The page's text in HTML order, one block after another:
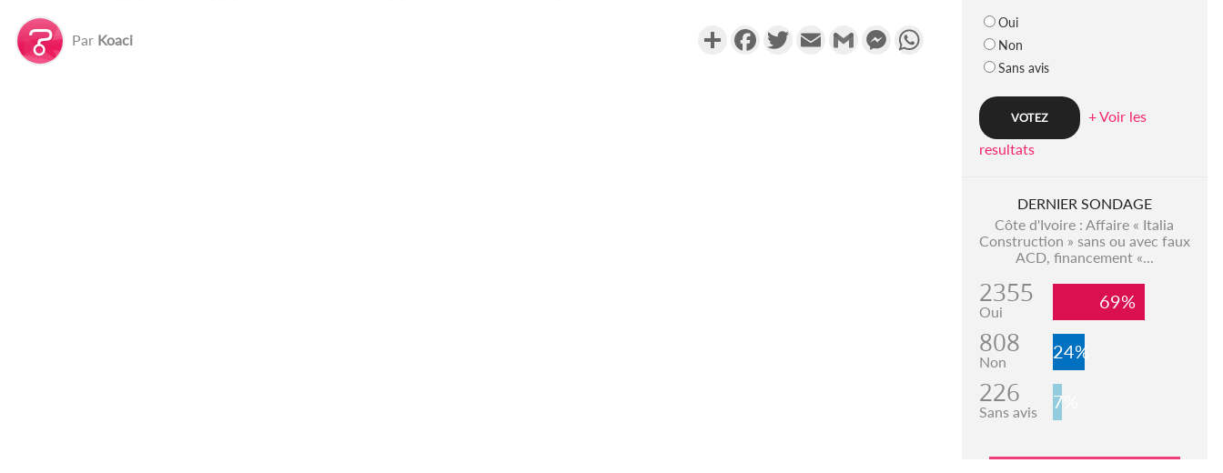
Par Koaci PartagerFacebookTwitterEmail Gmail MessengerWhatsApp
Oui
Non
Sans avis
+ Voir les
resultats
DERNIER SONDAGE
Côte d'Ivoire : Affaire « Italia
Construction » sans ou avec faux
ACD, financement «...
2355
Oui 69%
808
Non 24%
226
Sans avis 7%